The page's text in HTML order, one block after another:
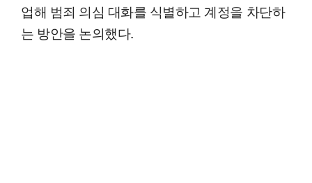
업해 범죄 의심 대화를 식별하고 계정을 차단하
는 방안을 논의했다.